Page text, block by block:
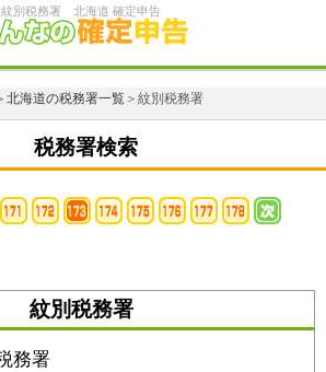
紋別税務署 北海道 確定申告
北海道の税務署一覧＞紋別税務署
税務署検索
紋別税務署
務署